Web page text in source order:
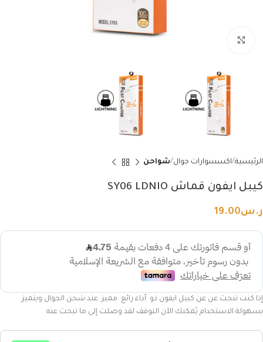
الرئيسية اكسسوارات جوال شواحن
كيبل ايفون قماش SY06 LDNIO
ر.س19.00
إذا كنت تبحث عن عن كيبل ايفون ذو أداء رائع مميز عند شحن الجوال ويتميز
بسهولة الاستخدام يُمكنك الآن التوقف لقد وصلت إلى ما تبحث عنه